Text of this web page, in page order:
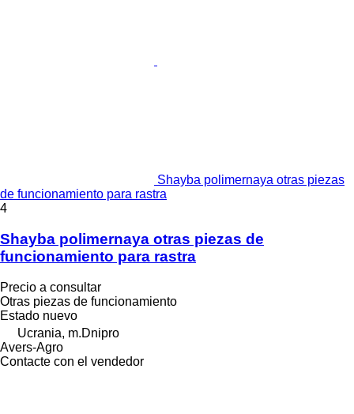
Shayba polimernaya otras piezas
de funcionamiento para rastra
4
Shayba polimernaya otras piezas de
funcionamiento para rastra
Precio a consultar
Otras piezas de funcionamiento
Estado nuevo
Ucrania, m.Dnipro
Avers-Agro
Contacte con el vendedor